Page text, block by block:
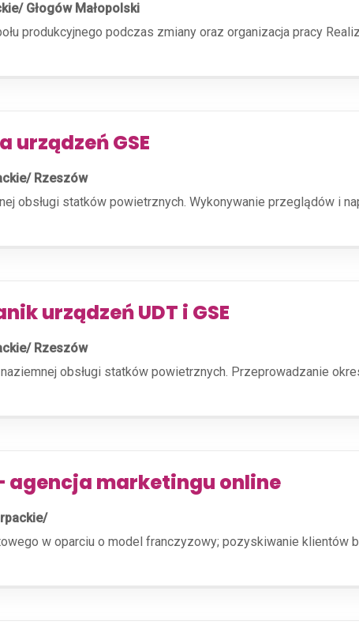
Głogów Małopolski
produkcyjnego podczas zmiany oraz organizacja pracy
urządzeń GSE
Rzeszów
obsługi statków powietrznych. Wykonywanie przeglądów i
urządzeń UDT i GSE
Rzeszów
obsługi statków powietrznych. Przeprowadzanie
agencja marketingu online
w oparciu o model franczyzowy; pozyskiwanie klientów